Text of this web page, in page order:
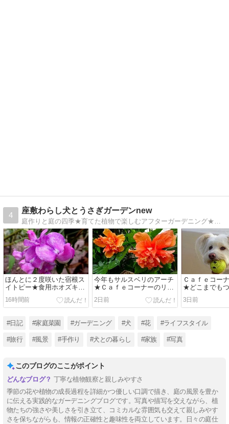
4
座敷わらし犬とうさぎガーデンnew
庭作りと庭の四季★育てた植物で楽しむアフターガーデニング★庭の生き物と植物の世界の不思議★愛犬★旅行★散歩
ほんとに２度咲いた宿根ス
イトピー★食用ホオズキ食
レポ
16時間前
今年もサルスベリのアーチ
★Ｃａｆｅコーナーのリニ
ューアル
2日前
Ｃａｆｅコー
★どこまでも
3日前
#日記 #家庭菜園 #ガーデニング #犬 #花 #ライフスタイル
#旅行 #風景 #手作り #犬との暮らし #家族 #写真
このブログのここがポイント
丁寧な植物観察と親しみやすさ
季節の花や植物の成長過程を詳細かつ優しい口調で描き、庭の風景を豊か
に伝える実践的なガーデニングブログです。写真や描写を交えながら、植
物たちの強さや美しさを引き立て、コミカルな雰囲気も交えて親しみやす
さを保ちながらも、情報の正確性と趣味性を両立しています。日々の庭仕